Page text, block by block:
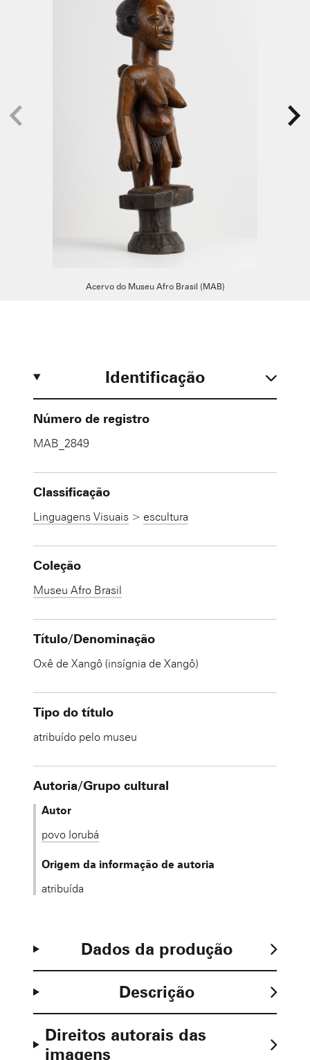
Acervo do Museu Afro Brasil (MAB)
Identificação
Número de registro
MAB_2849
Classificação
Linguagens Visuais > escultura
Coleção
Museu Afro Brasil
Título/Denominação
Oxê de Xangô (insígnia de Xangô)
Tipo do título
atribuído pelo museu
Autoria/Grupo cultural
Autor
povo Iorubá
Origem da informação de autoria
atribuída
Dados da produção
Descrição
Direitos autorais das
imagens